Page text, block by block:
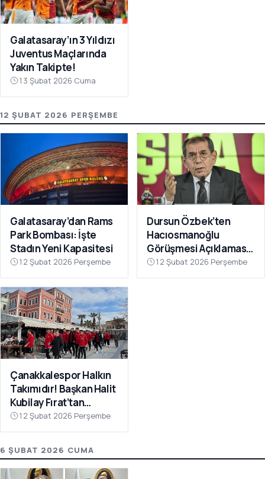
Galatasaray’ın 3 Yıldızı
Juventus Maçlarında
Yakın Takipte!
13 Şubat 2026 Cuma
12 ŞUBAT 2026 PERŞEMBE
Galatasaray’dan Rams
Park Bombası: İşte
Stadın Yeni Kapasitesi
12 Şubat 2026 Perşembe
Dursun Özbek’ten
Hacıosmanoğlu
Görüşmesi Açıklaması:
“Galatasaray’ı Bu Tür
İddialarla
12 Şubat 2026 Perşembe
Çanakkalespor Halkın
Takımıdır! Başkan Halit
Kubilay Fırat’tan
Anlamlı Buluşma
12 Şubat 2026 Perşembe
6 ŞUBAT 2026 CUMA